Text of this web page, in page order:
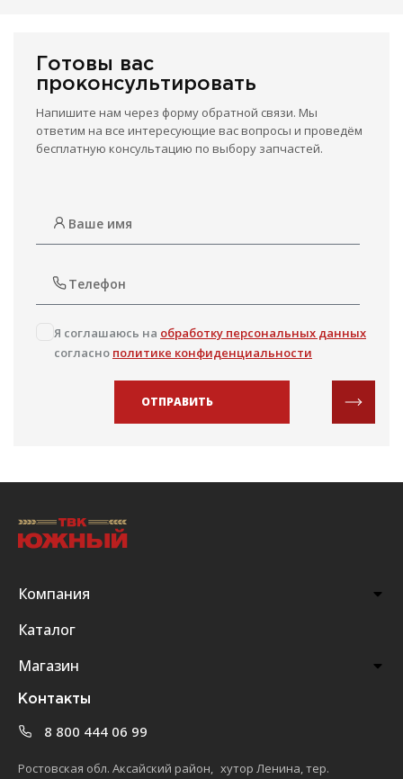
Готовы вас
проконсультировать
Напишите нам через форму обратной связи. Мы
ответим на все интересующие вас вопросы и проведём
бесплатную консультацию по выбору запчастей.
Я соглашаюсь на обработку персональных данных
согласно политике конфиденциальности
ОТПРАВИТЬ
Компания
Каталог
Магазин
Контакты
8 800 444 06 99
Ростовская обл. Аксайский район, хутор Ленина, тер.